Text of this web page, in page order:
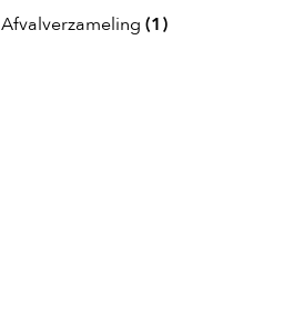
Afvalverzameling (1)